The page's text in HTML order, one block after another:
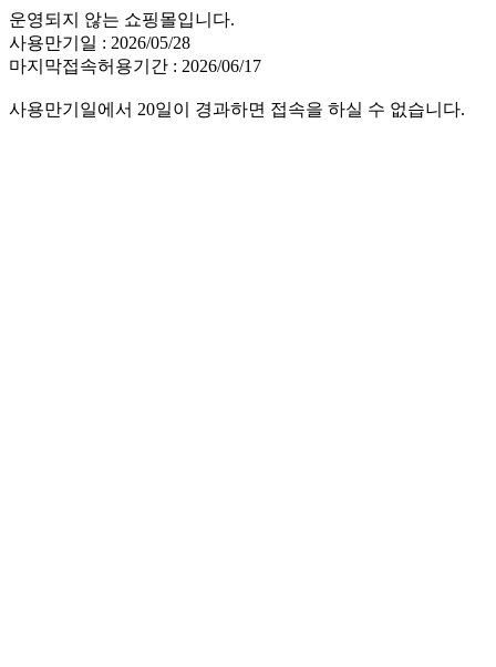
운영되지 않는 쇼핑몰입니다.
사용만기일 : 2026/05/28
마지막접속허용기간 : 2026/06/17
사용만기일에서 20일이 경과하면 접속을 하실 수 없습니다.